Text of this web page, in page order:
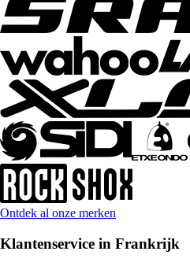
Ontdek al onze merken
Klantenservice in Frankrijk